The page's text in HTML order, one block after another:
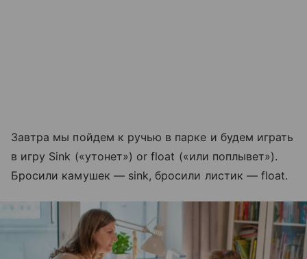
Завтра мы пойдем к ручью в парке и будем играть
в игру Sink («утонет») or float («или поплывет»).
Бросили камушек — sink, бросили листик — float.